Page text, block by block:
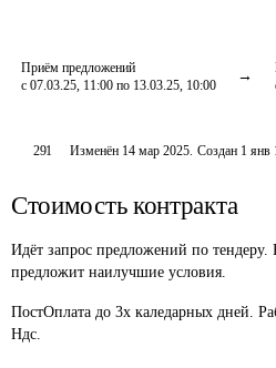
Приём предложений
с 07.03.25, 11:00 по 13.03.25, 10:00
291 Изменён 14 мар 2025. Создан 1 янв
Стоимость контракта
Идёт запрос предложений по тендеру.
предложит наилучшие условия.
ПостОплата до 3х каледарных дней.
Ндс.